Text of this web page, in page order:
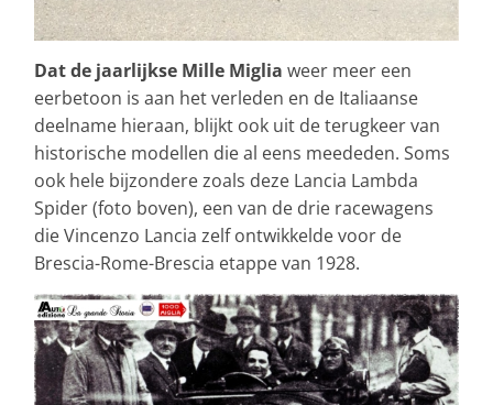
Dat de jaarlijkse Mille Miglia weer meer een
eerbetoon is aan het verleden en de Italiaanse
deelname hieraan, blijkt ook uit de terugkeer van
historische modellen die al eens meededen. Soms
ook hele bijzondere zoals deze Lancia Lambda
Spider (foto boven), een van de drie racewagens
die Vincenzo Lancia zelf ontwikkelde voor de
Brescia-Rome-Brescia etappe van 1928.